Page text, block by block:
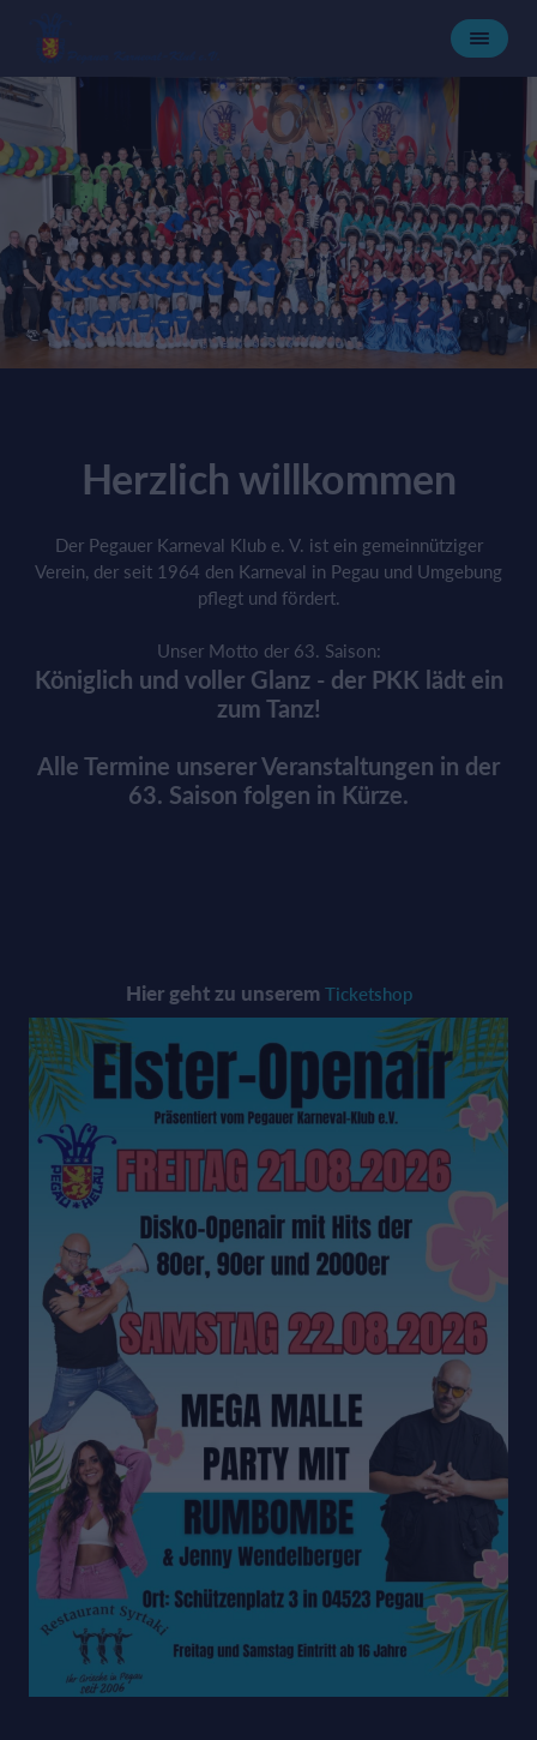
Herzlich willkommen
Der Pegauer Karneval Klub e. V. ist ein gemeinnütziger
Verein, der seit 1964 den Karneval in Pegau und Umgebung
pflegt und fördert.
Unser Motto der 63. Saison:
Königlich und voller Glanz - der PKK lädt ein
zum Tanz!
Alle Termine unserer Veranstaltungen in der
63. Saison folgen in Kürze.
Hier geht zu unserem Ticketshop